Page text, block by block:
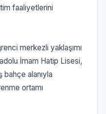
faaliyetlerini
merkezli yaklaşımı
İmam Hatip Lisesi,
bahçe alanıyla
ortamı